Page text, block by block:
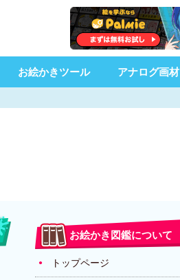
お絵かきツール アナログ画材
お絵かき図鑑について
トップページ